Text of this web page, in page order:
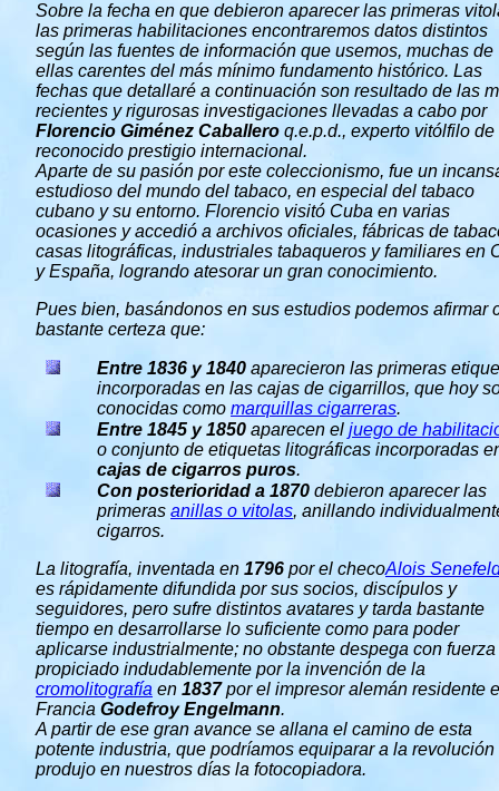
Sobre la fecha en que debieron aparecer las primeras
las primeras habilitaciones encontraremos datos distintos
según las fuentes de información que usemos, muchas de
ellas carentes del más mínimo fundamento histórico. Las
fechas que detallaré a continuación son resultado de las
recientes y rigurosas investigaciones llevadas a cabo por
Florencio Giménez Caballero q.e.p.d., experto vitólfilo de
reconocido prestigio internacional.
Aparte de su pasión por este coleccionismo, fue un
estudioso del mundo del tabaco, en especial del tabaco
cubano y su entorno. Florencio visitó Cuba en varias
ocasiones y accedió a archivos oficiales, fábricas de
casas litográficas, industriales tabaqueros y familiares en
y España, logrando atesorar un gran conocimiento.
Pues bien, basándonos en sus estudios podemos afirmar
bastante certeza que:
Entre 1836 y 1840 aparecieron las primeras
incorporadas en las cajas de cigarrillos, que hoy
conocidas como marquillas cigarreras.
Entre 1845 y 1850 aparecen el juego de
o conjunto de etiquetas litográficas incorporadas
cajas de cigarros puros.
Con posterioridad a 1870 debieron aparecer las
primeras anillas o vitolas, anillando
cigarros.
La litografía, inventada en 1796 por el checoAlois
es rápidamente difundida por sus socios, discípulos y
seguidores, pero sufre distintos avatares y tarda bastante
tiempo en desarrollarse lo suficiente como para poder
aplicarse industrialmente; no obstante despega con fuerza
propiciado indudablemente por la invención de la
cromolitografía en 1837por el impresor alemán residente
Francia Godefroy Engelmann.
A partir de ese gran avance se allana el camino de esta
potente industria, que podríamos equiparar a la revolución
produjo en nuestros días la fotocopiadora.